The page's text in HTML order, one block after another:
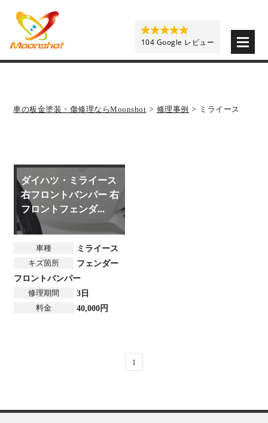
車の板金塗装・傷修理ならMoonshot > 修理事例 > ミライース
ダイハツ・ミライース
右フロントバンパー 右
フロントフェンダ...
車種
ミライース
キズ箇所
フェンダー
フロントバンパー
修理期間
3日
料金
40,000円
1
104 Google レビュー